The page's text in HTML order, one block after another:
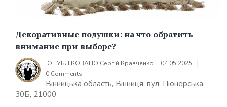
Декоративные подушки: на что обратить
внимание при выборе?
ОПУБЛІКОВАНО Сергій Кравченко
04.05.2025
0 Comments
Вінницька область, Вінниця, вул. Піонерська,
30Б, 21000